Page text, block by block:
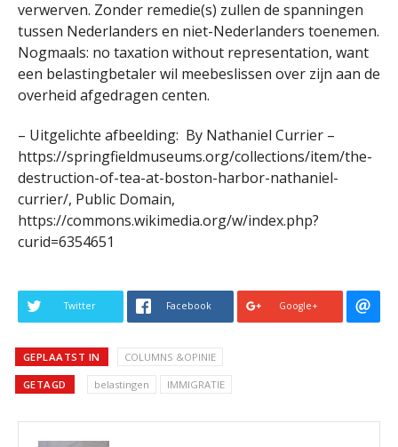
verwerven. Zonder remedie(s) zullen de spanningen
tussen Nederlanders en niet-Nederlanders toenemen.
Nogmaals: no taxation without representation, want
een belastingbetaler wil meebeslissen over zijn aan de
overheid afgedragen centen.
– Uitgelichte afbeelding: By Nathaniel Currier –
https://springfieldmuseums.org/collections/item/the-
destruction-of-tea-at-boston-harbor-nathaniel-
currier/, Public Domain,
https://commons.wikimedia.org/w/index.php?
curid=6354651
Twitter Facebook Google+
GEPLAATST IN COLUMNS &OPINIE
GETAGD belastingen IMMIGRATIE